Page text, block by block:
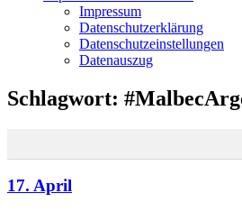
Impressum
Datenschutzerklärung
Datenschutzeinstellungen
Datenauszug
Schlagwort:
17. April